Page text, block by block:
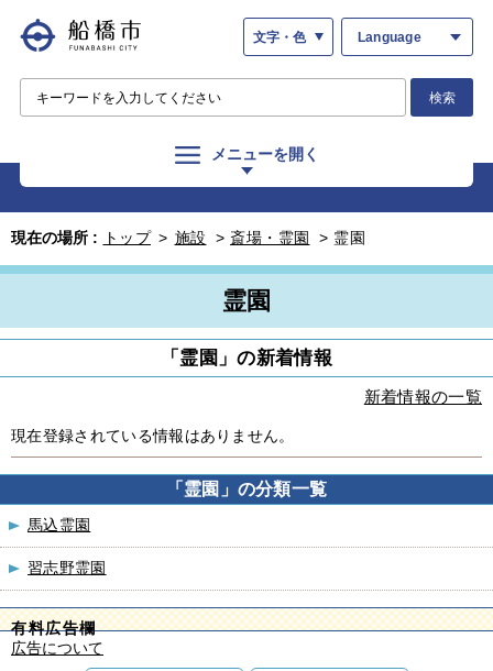
文字・色 Language
検索
メニューを開く
現在の場所 : トップ > 施設 > 斎場・霊園 > 霊園
霊園
「霊園」の新着情報
新着情報の一覧
現在登録されている情報はありません。
「霊園」の分類一覧
馬込霊園
習志野霊園
有料広告欄
広告について